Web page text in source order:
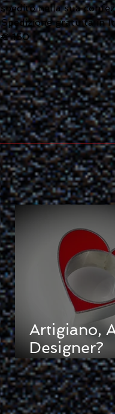
spedito nella sua
Spedizione gratuita in
€ 150
Artigiano,
Designer?
arsi ovvero Gioielli
in Gioco